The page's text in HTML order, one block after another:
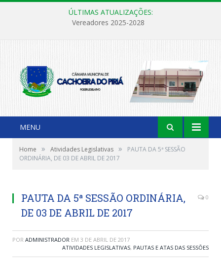
ÚLTIMAS ATUALIZAÇÕES:
Vereadores 2025-2028
MENU
Home » Atividades Legislativas »
PAUTA DA 5ª SESSÃO
ORDINÁRIA, DE 03 DE ABRIL DE 2017
PAUTA DA 5ª SESSÃO ORDINÁRIA,
DE 03 DE ABRIL DE 2017
0
POR ADMINISTRADOR EM 3 DE ABRIL DE 2017
ATIVIDADES LEGISLATIVAS, PAUTAS E ATAS DAS SESSÕES